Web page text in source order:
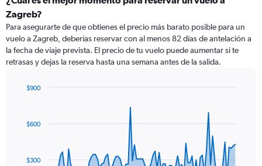
Zagreb?
Para asegurarte de que obtienes el precio más barato posible para un
vuelo a Zagreb, deberías reservar con al menos 82 días de antelación a
la fecha de viaje prevista. El precio de tu vuelo puede aumentar si te
retrasas y dejas la reserva hasta una semana antes de la salida.
data
The
$300
$600
$900